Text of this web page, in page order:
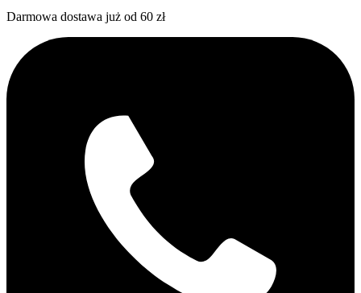
Darmowa dostawa już od 60 zł